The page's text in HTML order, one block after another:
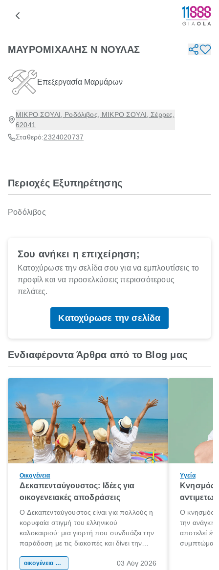
ΜΑΥΡΟΜΙΧΑΛΗΣ Ν ΝΟΥΛΑΣ
Επεξεργασία Μαρμάρων
ΜΙΚΡΟ ΣΟΥΛΙ, Ροδόλιβος, ΜΙΚΡΟ ΣΟΥΛΙ, Σέρρες,
62041
Σταθερό:2324020737
Περιοχές Εξυπηρέτησης
Ροδόλιβος
Σου ανήκει η επιχείρηση;
Κατοχύρωσε την σελίδα σου για να εμπλουτίσεις το
προφίλ και να προσελκύσεις περισσότερους
πελάτες.
Κατοχύρωσε την σελίδα
Ενδιαφέροντα Άρθρα από το Blog μας
Οικογένεια
Δεκαπενταύγουστος: Ιδέες για
οικογενειακές αποδράσεις
Ο Δεκαπενταύγουστος είναι για πολλούς η
κορυφαία στιγμή του ελληνικού
καλοκαιριού: μια γιορτή που συνδυάζει την
παράδοση με τις διακοπές και δίνει την
χώρας. Είτε πρόκειται για λίγες μέρες
οικογένεια & παιδί 03 Αύγ 2026
Υγεία
Κνησμός:
Ο κνησμός
την ανάγκη
αποτελεί